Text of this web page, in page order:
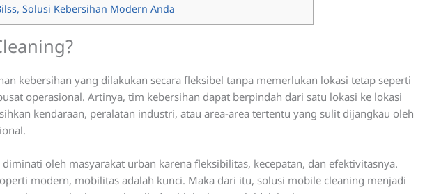
Solusi Kebersihan Modern Anda
kebersihan yang dilakukan secara fleksibel tanpa memerlukan lokasi tetap seperti
operasional. Artinya, tim kebersihan dapat berpindah dari satu lokasi ke lokasi
kendaraan, peralatan industri, atau area-area tertentu yang sulit dijangkau oleh
oleh masyarakat urban karena fleksibilitas, kecepatan, dan efektivitasnya.
modern, mobilitas adalah kunci. Maka dari itu, solusi mobile cleaning menjadi